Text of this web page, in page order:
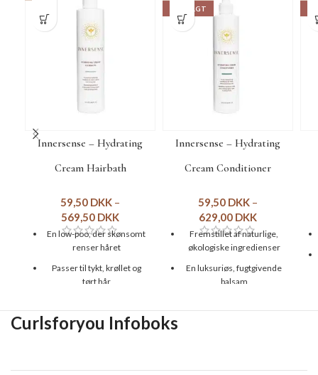
Innersense – Hydrating
Cream Hairbath
59,50 DKK –
569,50 DKK
En low-poo, der skønsomt
renser håret
Passer til tykt, krøllet og
tørt hår
blomster og vanilje
UDSOLGT
Innersense – Hydrating
Cream Conditioner
59,50 DKK –
629,00 DKK
Fremstillet af naturlige,
økologiske ingredienser
En luksuriøs, fugtgivende
balsam
Curlsforyou Infoboks